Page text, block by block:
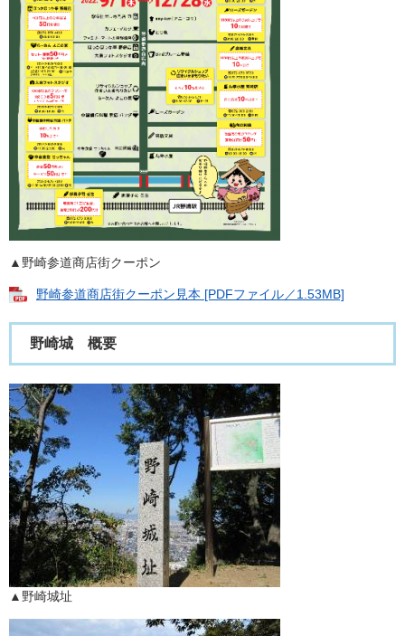
▲​野崎参道商店街クーポン
​野崎参道商店街クーポン見本 [PDFファイル／1.53MB]
野崎城 概要
▲野崎城址